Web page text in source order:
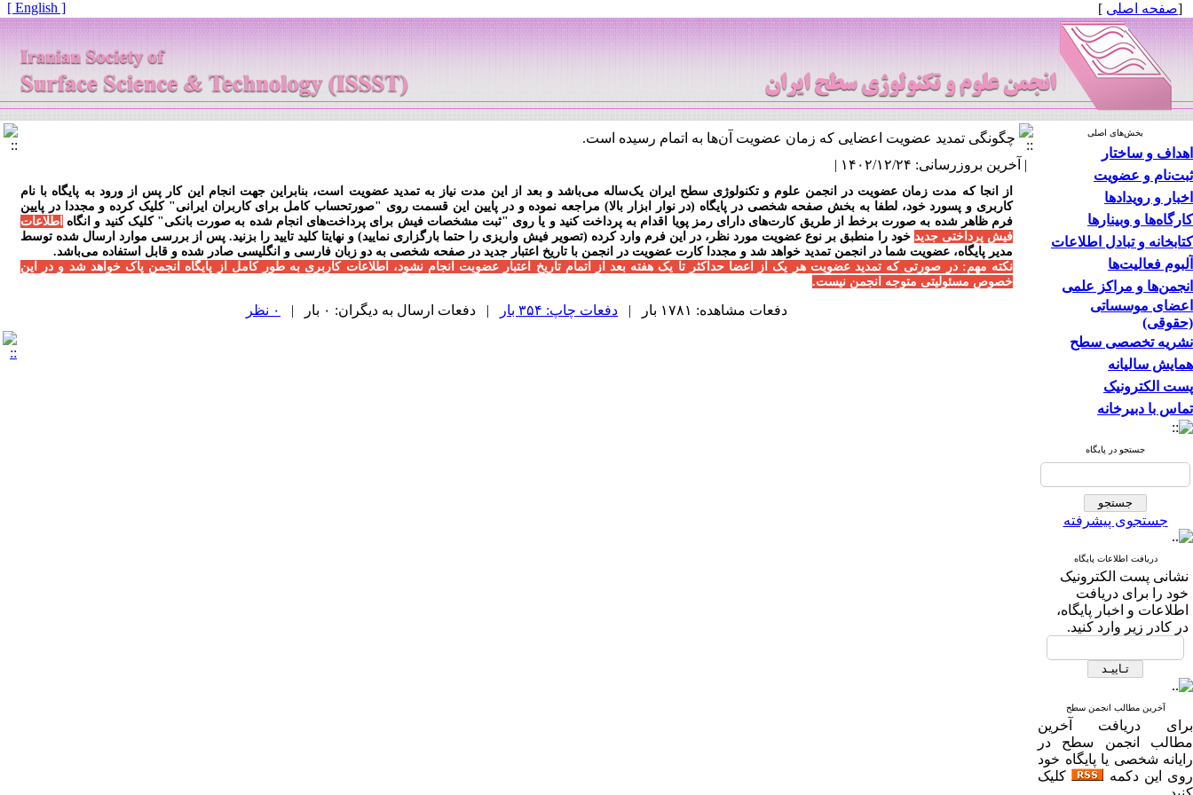
[صفحه اصلی ]
[ English ]
بخش‌های اصلی
اهداف و ساختار
ثبت‌نام و عضویت
اخبار و رویدادها
کارگاه‌ها و وبینارها
کتابخانه و تبادل اطلاعات
آلبوم فعالیت‌ها
انجمن‌ها و مراکز علمی
اعضای موسساتی
(حقوقی)
نشریه تخصصی سطح
همایش سالیانه
پست الکترونیک
تماس با دبیرخانه
جستجو در پایگاه
جستجوی پیشرفته
دریافت اطلاعات پایگاه
نشانی پست الکترونیک
خود را برای دریافت
اطلاعات و اخبار پایگاه،
در کادر زیر وارد کنید.
آخرین مطالب انجمن سطح
برای دریافت آخرین
مطالب انجمن سطح در
رایانه شخصی یا پایگاه خود
روی این دکمه
کلیک
چگونگی تمدید عضویت اعضایی که زمان عضویت آن‌ها به اتمام رسیده است.
| آخرین بروزرسانی: ۱۴۰۲/۱۲/۲۴ |
از انجا که مدت زمان عضویت در انجمن علوم و تکنولوژی سطح ایران یک‌ساله می‌باشد و بعد از این مدت نیاز به تمدید عضویت است، بنابراین جهت انجام این کار پس از ورود به پایگاه با نام
کاربری و پسورد خود، لطفا به بخش صفحه شخصی در پایگاه (در نوار ابزار بالا) مراجعه نموده و در پایین این قسمت روی "صورتحساب کامل برای کاربران ایرانی" کلیک کرده و مجددا در پایین
فرم ظاهر شده به صورت برخط از طریق کارت‌های دارای رمز پویا اقدام به پرداخت کنید و یا روی "ثبت مشخصات فیش برای پرداخت‌های انجام شده به صورت بانکی" کلیک کنید و انگاه اطلاعات
فیش پرداختی جدید خود را منطبق بر نوع عضویت مورد نظر، در این فرم وارد کرده (تصویر فیش واریزی را حتما بارگزاری نمایید) و نهایتا کلید تایید را بزنید. پس از بررسی موارد ارسال شده توسط
مدیر پایگاه، عضویت شما در انجمن تمدید خواهد شد و مجددا کارت عضویت در انجمن با تاریخ اعتبار جدید در صفحه شخصی به دو زبان فارسی و انگلیسی صادر شده و قابل استفاده می‌باشد.
نکته مهم: در صورتی که تمدید عضویت هر یک از اعضا حداکثر تا یک هفته بعد از اتمام تاریخ اعتبار عضویت انجام نشود، اطلاعات کاربری به طور کامل از پایگاه انجمن پاک خواهد شد و در این
خصوص مسئولیتی متوجه انجمن نیست.
دفعات مشاهده: ۱۷۸۱ بار | دفعات چاپ: ۳۵۴ بار | دفعات ارسال به دیگران: ۰ بار | ۰ نظر